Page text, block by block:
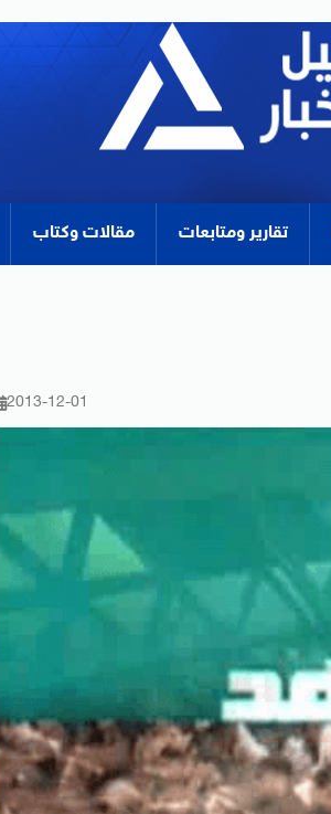
تقارير ومتابعات مقالات وكتاب
2013-12-01